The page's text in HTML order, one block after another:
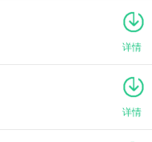
详情
详情